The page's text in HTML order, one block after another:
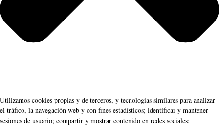
Utilizamos cookies propias y de terceros, y tecnologías similares para analizar
el tráfico, la navegación web y con fines estadísticos; identificar y mantener
sesiones de usuario; compartir y mostrar contenido en redes sociales;